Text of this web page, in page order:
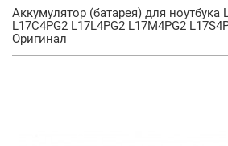
Аккумулятор (батарея) для ноутбука
L17C4PG2 L17L4PG2 L17M4PG2
Оригинал